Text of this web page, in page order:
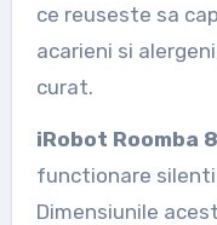
ce reuseste sa
acarieni si
curat.
iRobot Roomba
functionare
Dimensiunile